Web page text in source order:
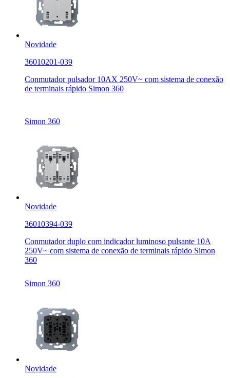
Novidade
36010201-039
Conmutador pulsador 10AX 250V~ com sistema de conexão
de terminais rápido Simon 360
Simon 360
Novidade
36010394-039
Conmutador duplo com indicador luminoso pulsante 10A
250V~ com sistema de conexão de terminais rápido Simon
360
Simon 360
Novidade